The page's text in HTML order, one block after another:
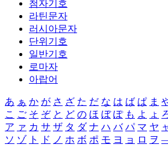
첨자기호
라틴문자
러시아문자
단위기호
일반기호
로마자
아랍어
あ ぁ か が さ ざ た だ な は ば ぱ ま
こ ご そ ぞ と ど の ほ ぼ ぽ も よ ょ
ア ァ カ サ ザ タ ダ ナ ハ バ パ マ ヤ
ソ ゾ ト ド ノ ホ ボ ポ モ ヨ ョ ロ ヲ